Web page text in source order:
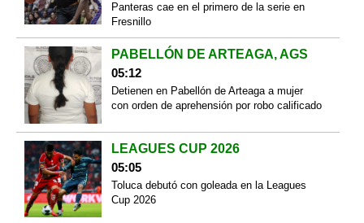
Panteras cae en el primero de la serie en
Fresnillo
PABELLÓN DE ARTEAGA, AGS
05:12
Detienen en Pabellón de Arteaga a mujer
con orden de aprehensión por robo calificado
LEAGUES CUP 2026
05:05
Toluca debutó con goleada en la Leagues
Cup 2026